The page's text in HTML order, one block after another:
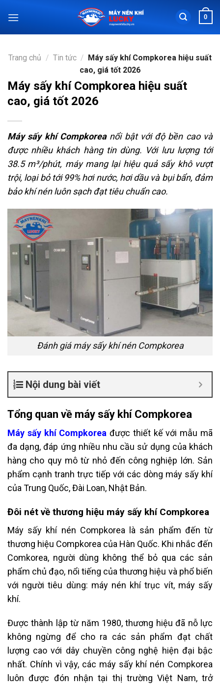
đến
0
Trang chủ / Tin tức / Máy sấy khí Compkorea hiệu suất
cao, giá tốt 2026
Máy sấy khí Compkorea hiệu suất
cao, giá tốt 2026
Máy sấy khí Compkoreanổi bật với độ bền cao và
được nhiều khách hàng tin dùng. Với lưu lượng tới
38.5 m³/phút, máy mang lại hiệu quả sấy khô vượt
trội, loại bỏ tới 99% hơi nước, hơi dầu và bụi bẩn, đảm
bảo khí nén luôn sạch đạt tiêu chuẩn cao.
Đánh giá máy sấy khí nén Compkorea
Nội dung bài viết
Tổng quan về máy sấy khí Compkorea
Máy sấy khí Compkorea được thiết kế với mẫu mã
đa dạng, đáp ứng nhiều nhu cầu sử dụng của khách
hàng cho quy mô từ nhỏ đến công nghiệp lớn. Sản
phẩm cạnh tranh trực tiếp với các dòng máy sấy khí
của Trung Quốc, Đài Loan, Nhật Bản.
Đôi nét về thương hiệu máy sấy khí Compkorea
Máy sấy khí nén Compkorea là sản phẩm đến từ
thương hiệu Compkorea của Hàn Quốc. Khi nhắc đến
Comkorea, người dùng không thể bỏ qua các sản
phẩm chủ đạo, nổi tiếng của thương hiệu và phổ biến
với người tiêu dùng: máy nén khí trục vít, máy sấy
khí.
Được thành lập từ năm 1980, thương hiệu đã nỗ lực
không ngừng để cho ra các sản phẩm đạt chất
lượng cao với dây chuyền công nghệ hiện đại bậc
nhất. Chính vì vậy, các máy sấy khí nén Compkorea
luôn được đón nhận tại thị trường Việt Nam, trở